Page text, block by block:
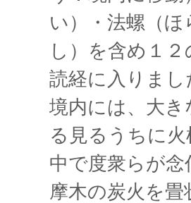
い）・法螺（
し）を含め１
読経に入りまし
境内には、大
る見るうちに
中で度衆らが
摩木の炭火を